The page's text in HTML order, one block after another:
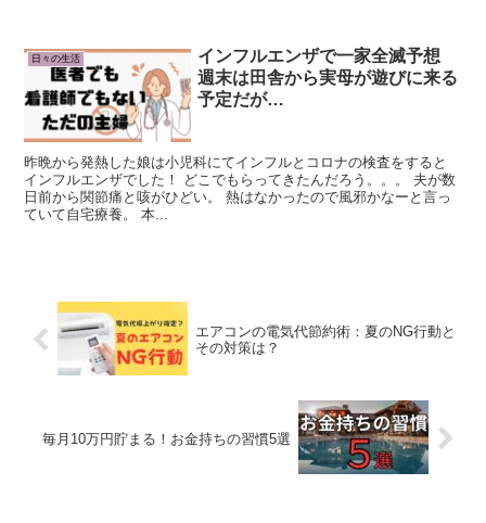
日々の生活
インフルエンザで一家全滅予想
週末は田舎から実母が遊びに来る
予定だが…
昨晩から発熱した娘は小児科にてインフルとコロナの検査をすると
インフルエンザでした！ どこでもらってきたんだろう。。。 夫が数
日前から関節痛と咳がひどい。 熱はなかったので風邪かなーと言っ
ていて自宅療養。 本...
エアコンの電気代節約術：夏のNG行動と
その対策は？
毎月10万円貯まる！お金持ちの習慣5選